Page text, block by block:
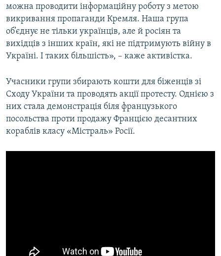
можна проводити інформаційну роботу з метою
викривання пропаганди Кремля. Наша група
об’єднує не тільки українців, але й росіян та
вихідців з інших країн, які не підтримують війну в
Україні. І таких більшість», – каже активістка.
Учасники групи збирають кошти для біженців зі
Сходу України та проводять акції протесту. Однією з
них стала демонстрація біля французького
посольства проти продажу Францією десантних
кораблів класу «Містраль» Росії.